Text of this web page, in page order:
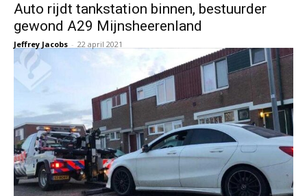
Auto rijdt tankstation binnen, bestuurder
gewond A29 Mijnsheerenland
Jeffrey Jacobs - 22 april 2021